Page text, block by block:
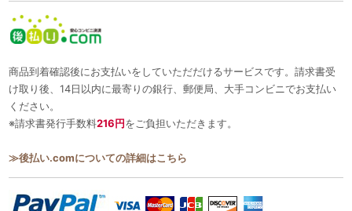
商品到着確認後にお支払いをしていただだけるサービスです。請求書受
け取り後、14日以内に最寄りの銀行、郵便局、大手コンビニでお支払い
ください。
※請求書発行手数料216円をご負担いただきます。
≫後払い.comについての詳細はこちら